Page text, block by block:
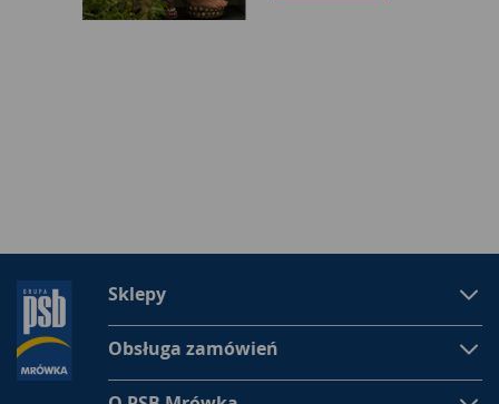
Sklepy
Obsługa zamówień